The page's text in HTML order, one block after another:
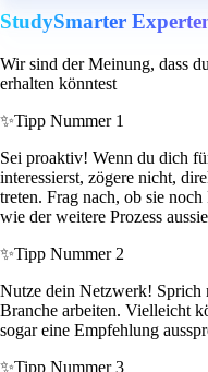
StudySmarter
Wir sind der Meinung, dass
erhalten könntest
✨Tipp Nummer 1
Sei proaktiv! Wenn du dich
interessierst, zögere nicht,
treten. Frag nach, ob sie
wie der weitere Prozess
✨Tipp Nummer 2
Nutze dein Netzwerk! Sprich
Branche arbeiten. Vielleicht
sogar eine Empfehlung
✨Tipp Nummer 3